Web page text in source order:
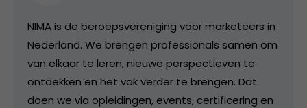
NIMA is de beroepsvereniging voor marketeers in
Nederland. We brengen professionals samen om
van elkaar te leren, nieuwe perspectieven te
ontdekken en het vak verder te brengen. Dat
doen we via opleidingen, events, certificering en